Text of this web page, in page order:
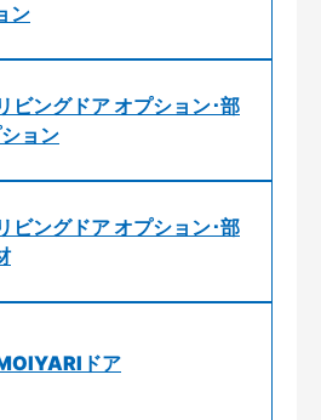
ン
ングドア オプション･部
ョン
ングドア オプション･部
ドア